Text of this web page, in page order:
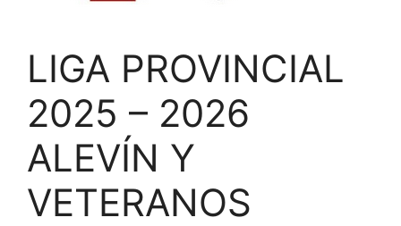
LIGA PROVINCIAL
2025 – 2026
ALEVÍN Y
VETERANOS